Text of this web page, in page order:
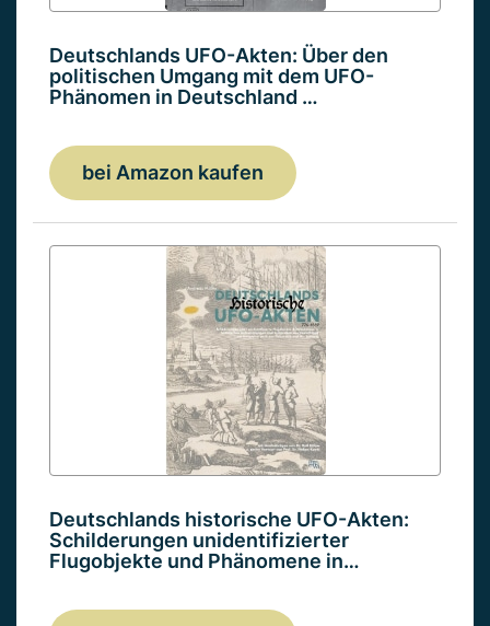
Deutschlands UFO-Akten: Über den
politischen Umgang mit dem UFO-
Phänomen in Deutschland …
bei Amazon kaufen
Deutschlands historische UFO-Akten:
Schilderungen unidentifizierter
Flugobjekte und Phänomene in…